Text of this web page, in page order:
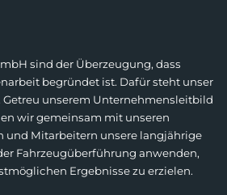
sind der Überzeugung, dass
begründet ist. Dafür steht unser
Getreu unserem Unternehmensleitbild
wir gemeinsam mit unseren
und Mitarbeitern unsere langjährige
Fahrzeugüberführung anwenden,
Ergebnisse zu erzielen.